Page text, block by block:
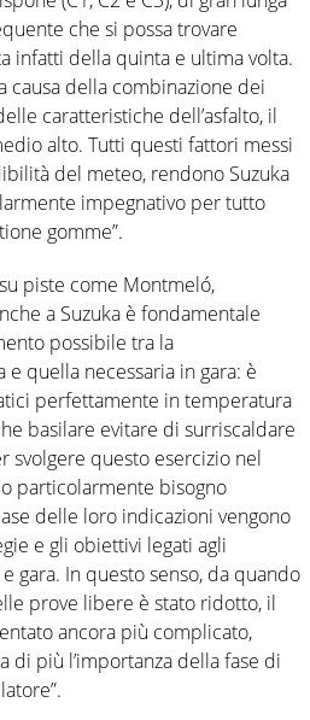
che si possa trovare
infatti della quinta e ultima volta.
causa della combinazione dei
caratteristiche dell’asfalto, il
alto. Tutti questi fattori messi
del meteo, rendono Suzuka
impegnativo per tutto
gomme”.
piste come Montmeló,
a Suzuka è fondamentale
possibile tra la
quella necessaria in gara: è
perfettamente in temperatura
basilare evitare di surriscaldare
svolgere questo esercizio nel
particolarmente bisogno
delle loro indicazioni vengono
e gli obiettivi legati agli
gara. In questo senso, da quando
prove libere è stato ridotto, il
ancora più complicato,
di più l’importanza della fase di